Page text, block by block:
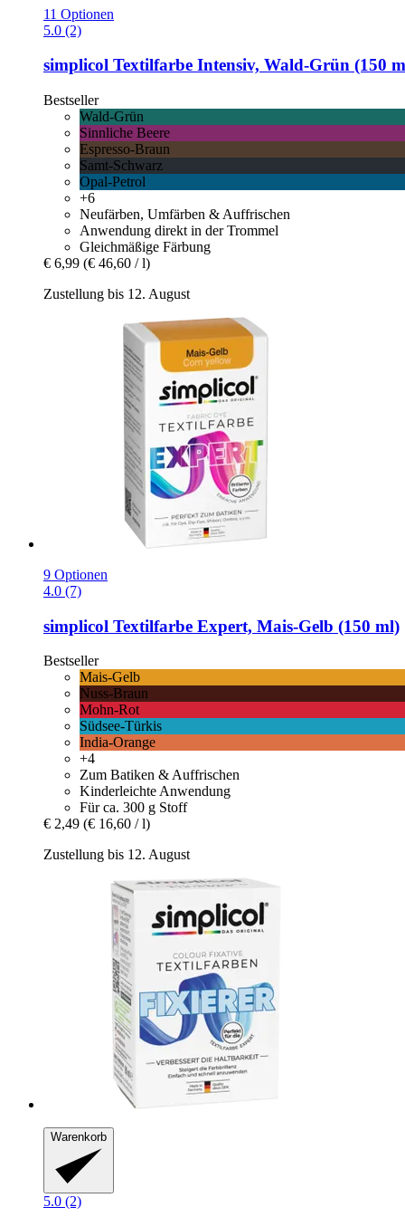
11 Optionen
5.0 (2)
simplicol Textilfarbe Intensiv, Wald-​Grün (150
Bestseller
Wald-Grün
Sinnliche Beere
Espresso-Braun
Samt-Schwarz
Opal-Petrol
+6
Neufärben, Umfärben & Auffrischen
Anwendung direkt in der Trommel
Gleichmäßige Färbung
€ 6,99 (€ 46,60 / l)
Zustellung bis 12. August
9 Optionen
4.0 (7)
simplicol Textilfarbe Expert, Mais-​Gelb (150 ml)
Bestseller
Mais-Gelb
Nuss-Braun
Mohn-Rot
Südsee-Türkis
India-Orange
+4
Zum Batiken & Auffrischen
Kinderleichte Anwendung
Für ca. 300 g Stoff
€ 2,49 (€ 16,60 / l)
Zustellung bis 12. August
Warenkorb
5.0 (2)